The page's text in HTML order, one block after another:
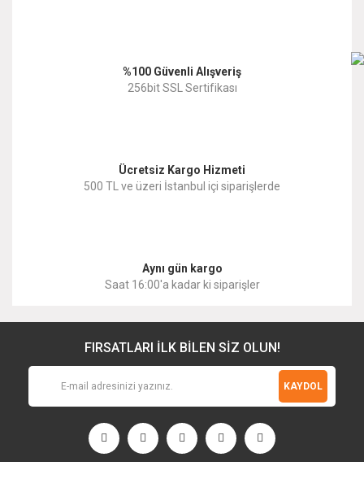
Ürün fiyatı diğer sitelerden daha pahalı.
%100 Güvenli Alışveriş
256bit SSL Sertifikası
Ücretsiz Kargo Hizmeti
500 TL ve üzeri İstanbul içi siparişlerde
Aynı gün kargo
Saat 16:00'a kadar ki siparişler
FIRSATLARI İLK BİLEN SİZ OLUN!
KAYDOL